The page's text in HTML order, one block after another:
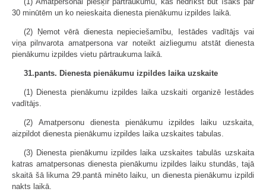
30 minūtēm un ko neieskaita dienesta pienākumu izpildes laikā.
(2) Ņemot vērā dienesta nepieciešamību, Iestādes vadītājs vai
viņa pilnvarota amatpersona var noteikt aizliegumu atstāt dienesta
pienākumu izpildes vietu pārtraukuma laikā.
31.pants. Dienesta pienākumu izpildes laika uzskaite
(1) Dienesta pienākumu izpildes laika uzskaiti organizē Iestādes
vadītājs.
(2) Amatpersonu dienesta pienākumu izpildes laiku uzskaita,
aizpildot dienesta pienākumu izpildes laika uzskaites tabulas.
(3) Dienesta pienākumu izpildes laika uzskaites tabulās uzskaita
katras amatpersonas dienesta pienākumu izpildes laiku stundās, tajā
skaitā šā likuma 29.pantā minēto laiku, un dienesta pienākumu izpildi
nakts laikā.